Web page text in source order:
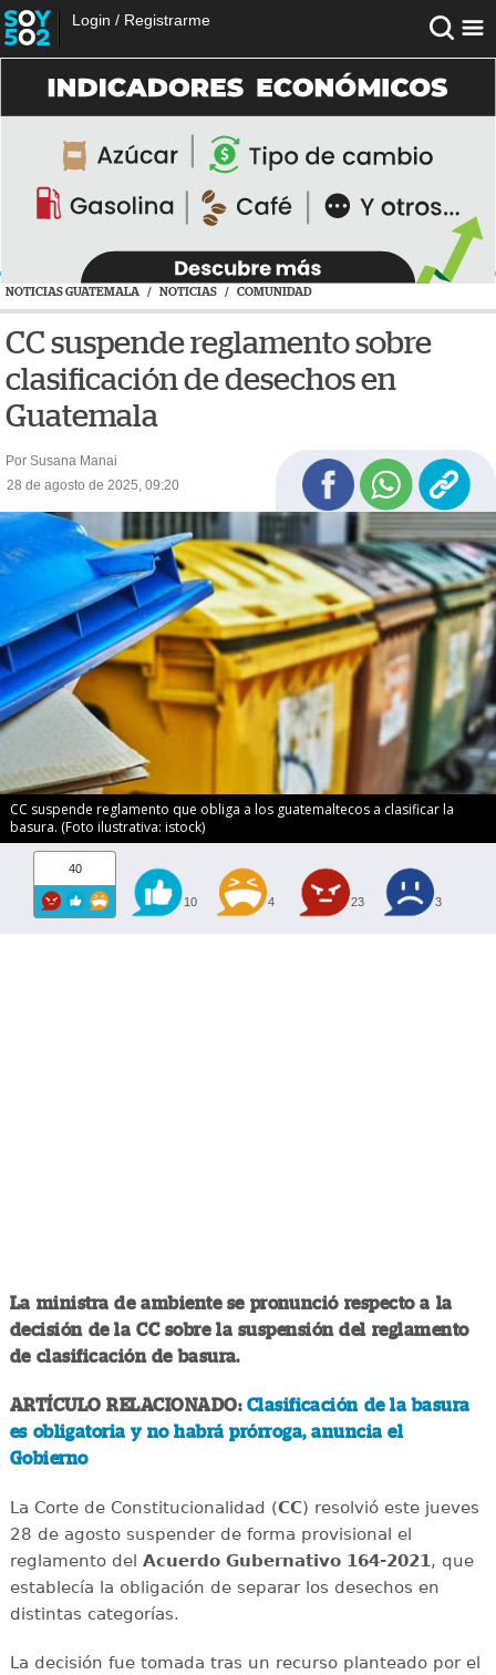
Login / Registrarme
NOTICIAS GUATEMALA / NOTICIAS / COMUNIDAD
CC suspende reglamento sobre
clasificación de desechos en
Guatemala
Por Susana Manai
28 de agosto de 2025, 09:20
CC suspende reglamento que obliga a los guatemaltecos a clasificar la
basura. (Foto ilustrativa: istock)
40
10 4 23 3
La ministra de ambiente se pronunció respecto a la
decisión de la CC sobre la suspensión del reglamento
de clasificación de basura.
ARTÍCULO RELACIONADO: Clasificación de la basura
es obligatoria y no habrá prórroga, anuncia el
Gobierno
La Corte de Constitucionalidad (CC) resolvió este jueves
28 de agosto suspender de forma provisional el
reglamento del Acuerdo Gubernativo 164-2021, que
establecía la obligación de separar los desechos en
distintas categorías.
La decisión fue tomada tras un recurso planteado por el